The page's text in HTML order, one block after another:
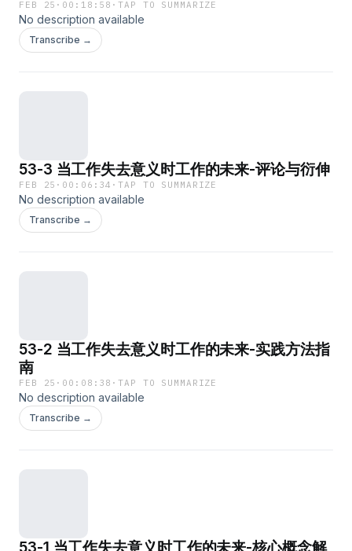
FEB 25 · 00:18:58 ·TAP TO SUMMARIZE
No description available
Transcribe →
53-3 当工作失去意义时工作的未来-评论与衍伸
FEB 25 · 00:06:34 ·TAP TO SUMMARIZE
No description available
Transcribe →
53-2 当工作失去意义时工作的未来-实践方法指
南
FEB 25 · 00:08:38 ·TAP TO SUMMARIZE
No description available
Transcribe →